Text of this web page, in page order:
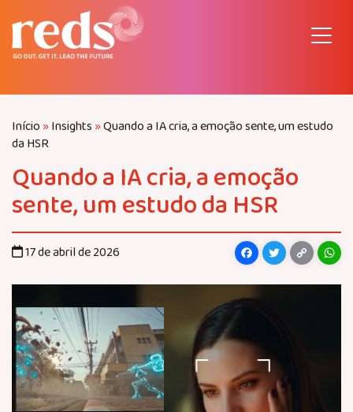
para
conteúdo
Início »Insights »Quando a IA cria, a emoção sente, um estudo
da HSR
Quando a IA cria, a emoção
sente, um estudo da HSR
17 de abril de 2026 Facebook
Twitter
Copy
Link